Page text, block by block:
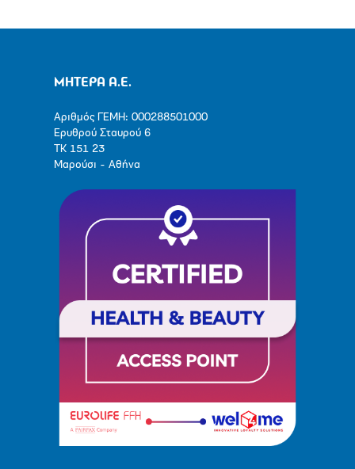
ΜΗΤΕΡΑ Α.Ε.
Αριθμός ΓΕΜΗ: 000288501000
Ερυθρού Σταυρού 6
ΤΚ 151 23
Μαρούσι - Αθήνα